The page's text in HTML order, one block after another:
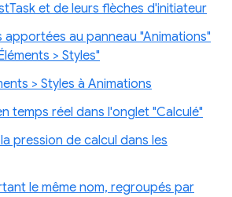
et de leurs flèches d'initiateur
apportées au panneau "Animations"
> Styles"
> Styles à Animations
temps réel dans l'onglet "Calculé"
pression de calcul dans les
le même nom, regroupés par